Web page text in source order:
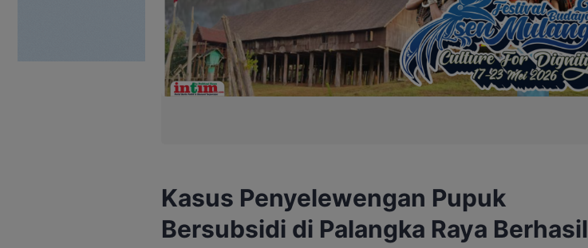
Kasus Penyelewengan Pupuk
Bersubsidi di Palangka Raya Berhasil